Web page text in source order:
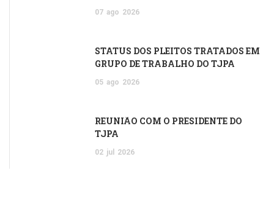
07 ago 2026
STATUS DOS PLEITOS TRATADOS EM
GRUPO DE TRABALHO DO TJPA
05 ago 2026
REUNIÃO COM O PRESIDENTE DO
TJPA
02 jul 2026